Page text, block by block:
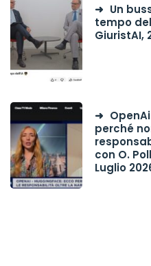
Un
tempo
GiuristAI,
perché
con O.
Luglio